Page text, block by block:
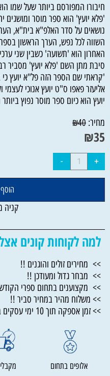
חיבורו המפורסם ביותר שעל שמו
'פלא יועץ' הוא ספר מוסר ומושגים
נושאים על סדר האלפ"א בית"א,
השווה לכל נפש, הערך הראשון
האחרון הוא 'תשועה' כשבין שני
סיבת מתן השם 'פלא יועץ' מסביר
'קראתי שם הספר הזה פל"א יועץ כי
אליעזר פאפו ס"ט יועץ אנוכי לעצמי
יועץ הוא כיום ספר מוסר נפוץ
מחיר:
₪40
₪35
קניה
למה לקוחות קונים
>> מחירים זולים והוגנים !!
>> מבחר גדול ומעודכן !!
>> מקצוענים בתחום ספרי
>> משלוח מהיר במחיר סביר !!
>> זמן אספקה תוך 10 ימי עסקים בהתאם לתקנון החנות
אלופים בתחום